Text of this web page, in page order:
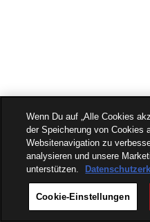
Wenn Du auf „Alle Cookies
der Speicherung von Cookies
Websitenavigation zu
analysieren und unsere
unterstützen.
Cookie-Einstellungen